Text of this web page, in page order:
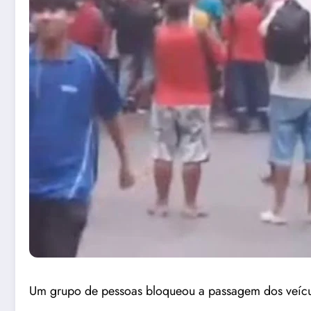
Um grupo de pessoas bloqueou a passagem dos